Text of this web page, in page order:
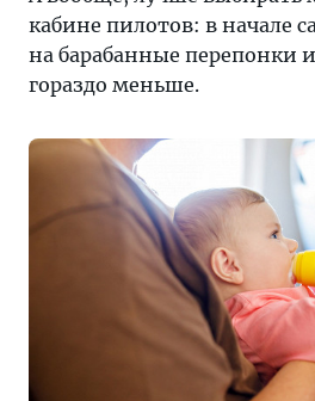
кабине пилотов: в начале
на барабанные перепонки
гораздо меньше.